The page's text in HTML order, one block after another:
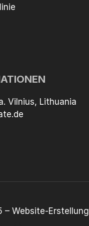
Vilnius, Lithuania
– Website-Erstellung